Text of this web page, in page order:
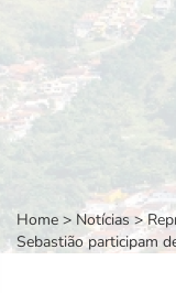
Home > Notícias >
Sebastião participam